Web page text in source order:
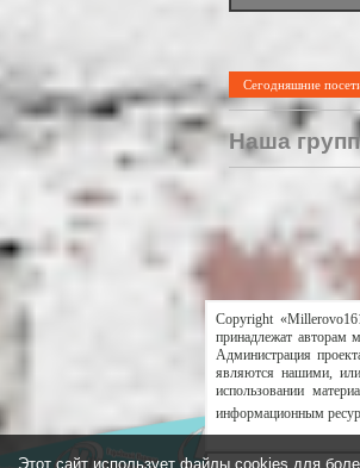
Сегодняшние
Наша
Copyright
принадлежат авторам
Администрация
являются нашими,
использовании
информационным
Этот сайт использует файлы cookies для